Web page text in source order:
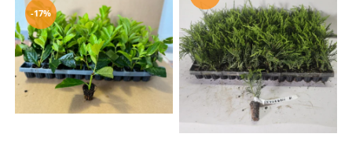
-17%